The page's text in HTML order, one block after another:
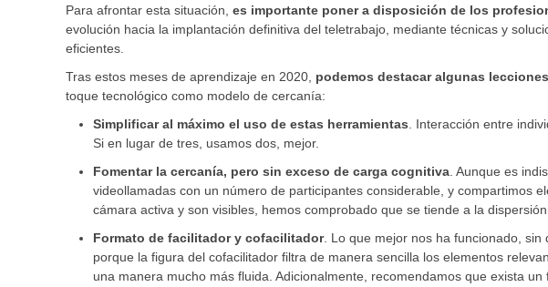
Para afrontar esta situación, es importante poner a disposición de los
evolución hacia la implantación definitiva del teletrabajo, mediante técnicas y
eficientes.
Tras estos meses de aprendizaje en 2020, podemos destacar algunas
toque tecnológico como modelo de cercanía:
Simplificar al máximo el uso de estas herramientas. Interacción entre
Si en lugar de tres, usamos dos, mejor.
Fomentar la cercanía, pero sin exceso de carga cognitiva. Aunque es
videollamadas con un número de participantes considerable, y compartimos
cámara activa y son visibles, hemos comprobado que se tiende a la
Formato de facilitador y cofacilitador. Lo que mejor nos ha funcionado,
porque la figura del cofacilitador filtra de manera sencilla los elementos
una manera mucho más fluida. Adicionalmente, recomendamos que exista